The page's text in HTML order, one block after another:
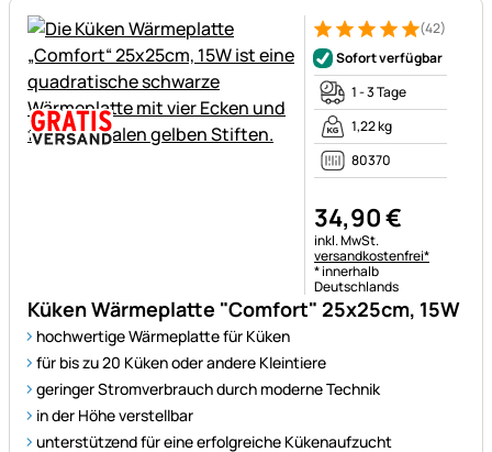
Küken Wärmeplatte "Comfort" 25x25cm, 15W
hochwertige Wärmeplatte für Küken
für bis zu 20 Küken oder andere Kleintiere
geringer Stromverbrauch durch moderne Technik
in der Höhe verstellbar
unterstützend für eine erfolgreiche Kükenaufzucht
Bewertung: 5 von 5 (42
42 Bewertungen (42)
Sofort verfügbar
1 - 3 Tage
1,22 kg
80370
34,90€
Steuerhinweis:
inkl. MwSt.
versandkostenfrei*
* innerhalb
Deutschlands